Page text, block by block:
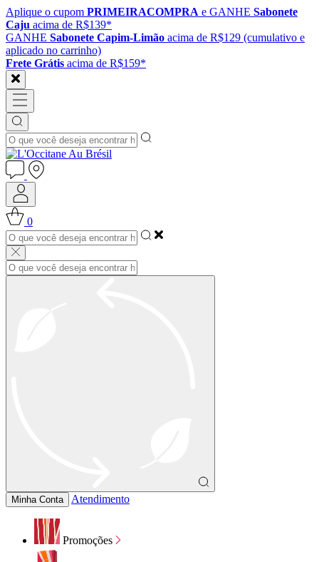
Aplique o cupom PRIMEIRACOMPRA e GANHE Sabonete
Caju acima de R$139*
GANHE Sabonete Capim-Limão acima de R$129 (cumulativo e
aplicado no carrinho)
Frete Grátis acima de R$159*
0
Minha Conta Atendimento
Promoções